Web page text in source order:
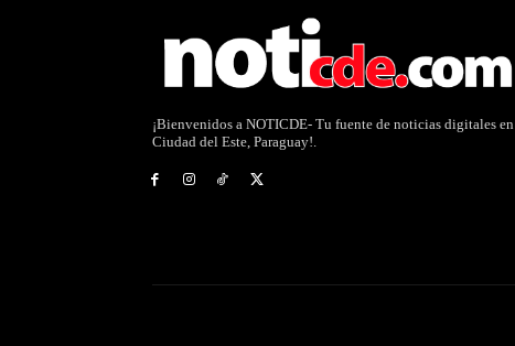
¡Bienvenidos a NOTICDE- Tu fuente de noticias digitales en
Ciudad del Este, Paraguay!.